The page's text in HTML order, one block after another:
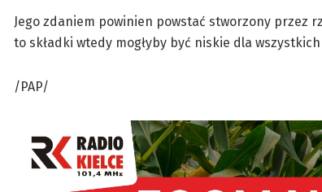
Jego zdaniem powinien powstać stworzony przez
to składki wtedy mogłyby być niskie dla
/PAP/